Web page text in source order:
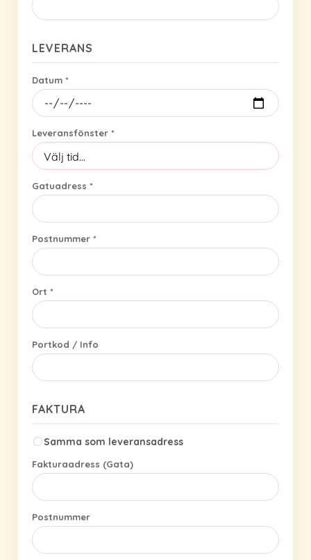
LEVERANS
Datum *
Leveransfönster *
Gatuadress *
Postnummer *
Ort *
Portkod / Info
FAKTURA
Samma som leveransadress
Fakturaadress (Gata)
Postnummer